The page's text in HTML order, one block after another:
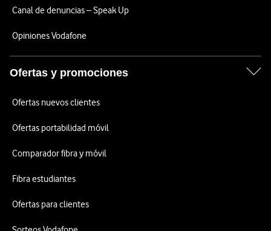
Canal de denuncias – Speak Up
Opiniones Vodafone
Ofertas y promociones
Ofertas nuevos clientes
Ofertas portabilidad móvil
Comparador fibra y móvil
Fibra estudiantes
Ofertas para clientes